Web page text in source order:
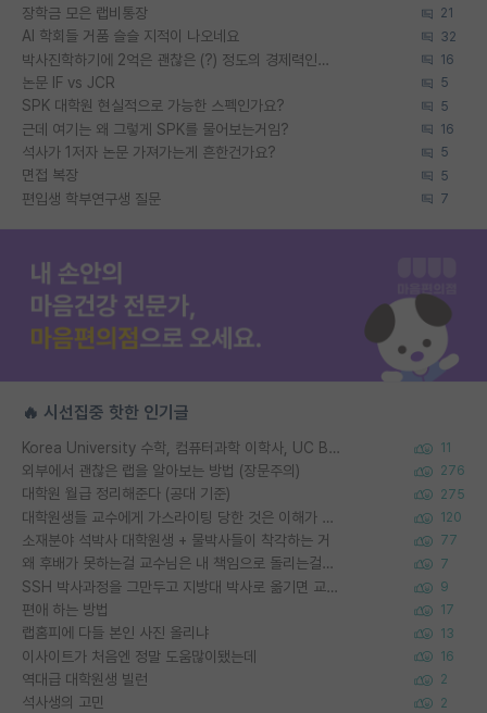
장학금 모은 랩비통장 21
AI 학회들 거품 슬슬 지적이 나오네요 32
박사진학하기에 2억은 괜찮은 (?) 정도의 경제력인가요 16
논문 IF vs JCR 5
SPK 대학원 현실적으로 가능한 스펙인가요? 5
근데 여기는 왜 그렇게 SPK를 물어보는거임? 16
석사가 1저자 논문 가져가는게 흔한건가요? 5
면접 복장 5
편입생 학부연구생 질문 7
🔥 시선집중 핫한 인기글
Korea University 수학, 컴퓨터과학 이학사, UC Berkeley 산업공학 대학원 공학박사가 되는 것은 쉽지 않겠죠? 11
외부에서 괜찮은 랩을 알아보는 방법 (장문주의) 276
대학원 월급 정리해준다 (공대 기준) 275
대학원생들 교수에게 가스라이팅 당한 것은 이해가 갑니다. 안타깝네요. 120
소재분야 석박사 대학원생 + 물박사들이 착각하는 거 77
왜 후배가 못하는걸 교수님은 내 책임으로 돌리는걸까요? 7
SSH 박사과정을 그만두고 지방대 박사로 옮기면 교수의 꿈은 끝일까요? 9
편애 하는 방법 17
랩홈피에 다들 본인 사진 올리냐 13
이사이트가 처음엔 정말 도움많이됐는데 16
역대급 대학원생 빌런 2
석사생의 고민 2